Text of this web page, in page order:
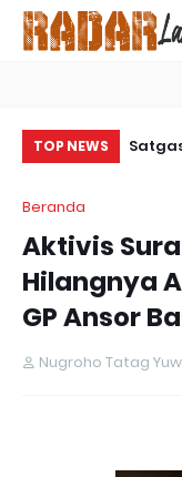
TOP NEWS
Beranda
Aktivis
Hilangnya
GP Ansor
Nugroho Tatag